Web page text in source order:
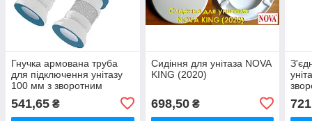
Гнучка армована труба
для підключення унітазу
100 мм з зворотним
мм NOVA 7172N
541,65 ₴
Сидіння для унітаза NOVA
KING (2020)
698,50₴